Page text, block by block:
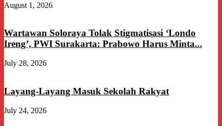
August 1, 2026
Wartawan Soloraya Tolak Stigmatisasi ‘Londo
Ireng’, PWI Surakarta: Prabowo Harus Minta...
July 28, 2026
Layang-Layang Masuk Sekolah Rakyat
July 24, 2026